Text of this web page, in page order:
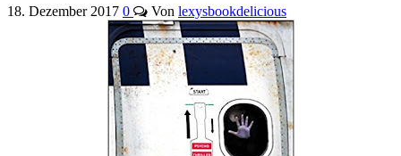
18. Dezember 2017 0 Von lexysbookdelicious